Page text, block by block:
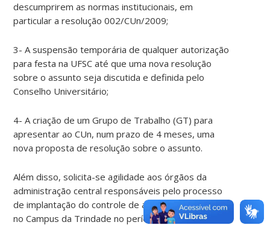
descumprirem as normas institucionais, em
particular a resolução 002/CUn/2009;
3- A suspensão temporária de qualquer autorização
para festa na UFSC até que uma nova resolução
sobre o assunto seja discutida e definida pelo
Conselho Universitário;
4- A criação de um Grupo de Trabalho (GT) para
apresentar ao CUn, num prazo de 4 meses, uma
nova proposta de resolução sobre o assunto.
Além disso, solicita-se agilidade aos órgãos da
administração central responsáveis pelo processo
de implantação do controle de acesso de veículos
no Campus da Trindade no período entre as 22:00h